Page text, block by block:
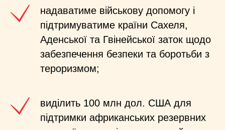
надаватиме військову допомогу і
підтримуватиме країни Сахеля,
Аденської та Гвінейської заток щодо
забезпечення безпеки та боротьби з
тероризмом;
виділить 100 млн дол. США для
підтримки африканських резервних